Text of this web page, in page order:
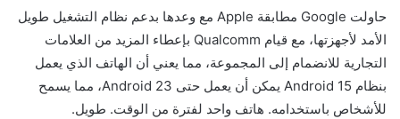
حاولت Google مطابقة Apple مع وعدها بدعم نظام التشغيل طويل
الأمد لأجهزتها، مع قيام Qualcomm بإعطاء المزيد من العلامات
التجارية للانضمام إلى المجموعة، مما يعني أن الهاتف الذي يعمل
بنظام Android 15 يمكن أن يعمل حتى Android 23، مما يسمح
للأشخاص باستخدامه. هاتف واحد لفترة من الوقت. طويل.